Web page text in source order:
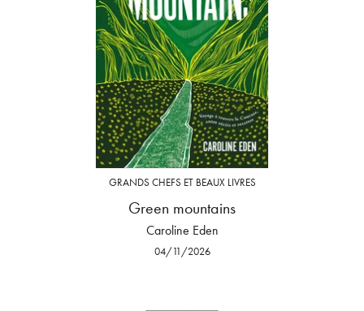
GRANDS CHEFS ET BEAUX LIVRES
Green mountains
Caroline Eden
04/11/2026